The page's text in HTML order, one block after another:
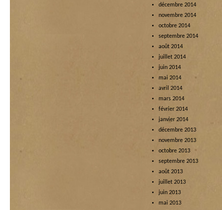
décembre 2014
novembre 2014
octobre 2014
septembre 2014
août 2014
juillet 2014
juin 2014
mai 2014
avril 2014
mars 2014
février 2014
janvier 2014
décembre 2013
novembre 2013
octobre 2013
septembre 2013
août 2013
juillet 2013
juin 2013
mai 2013